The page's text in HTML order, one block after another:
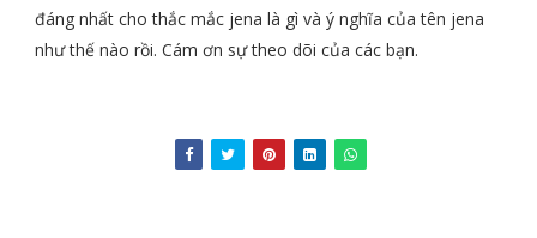
đáng nhất cho thắc mắc jena là gì và ý nghĩa của tên jena
như thế nào rồi. Cám ơn sự theo dõi của các bạn.